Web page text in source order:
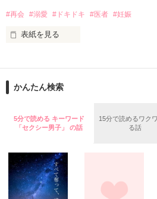
さとみっち様
レビューありがとうございます。
#再会 #溺愛 #ドキドキ #医者 #妊娠
表紙を見る
転落事故をきっかけに再会したのは
病院食堂のシェフ
脳神経外科医の俺様エリート
相良聖一ｻｶﾞﾗｾｲｲﾁ
フラれたはずなのに、本当は好きだ
かんたん検索
5分で読める キーワード
「セクシー男子」 の話
15分で読めるワク
る話